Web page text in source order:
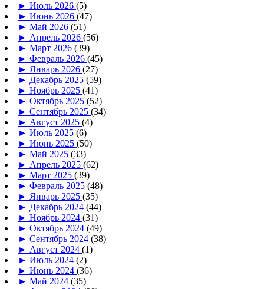
► Июль 2026 (5)
► Июнь 2026 (47)
► Май 2026 (51)
► Апрель 2026 (56)
► Март 2026 (39)
► Февраль 2026 (45)
► Январь 2026 (27)
► Декабрь 2025 (59)
► Ноябрь 2025 (41)
► Октябрь 2025 (52)
► Сентябрь 2025 (34)
► Август 2025 (4)
► Июль 2025 (6)
► Июнь 2025 (50)
► Май 2025 (33)
► Апрель 2025 (62)
► Март 2025 (39)
► Февраль 2025 (48)
► Январь 2025 (35)
► Декабрь 2024 (44)
► Ноябрь 2024 (31)
► Октябрь 2024 (49)
► Сентябрь 2024 (38)
► Август 2024 (1)
► Июль 2024 (2)
► Июнь 2024 (36)
► Май 2024 (35)